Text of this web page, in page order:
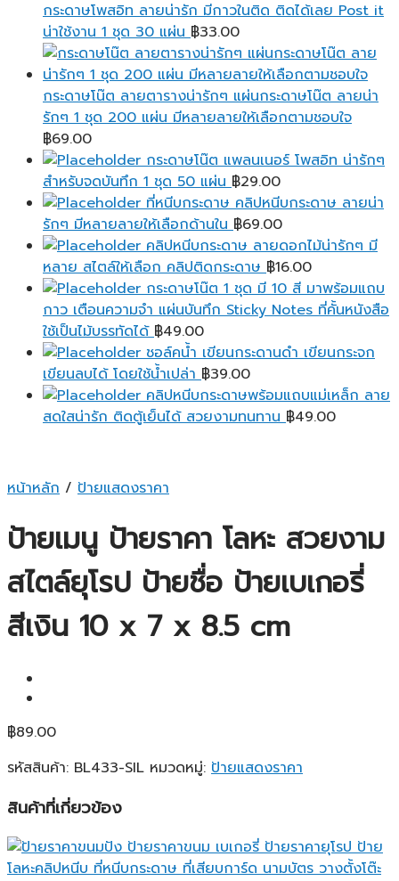
กระดาษโพสอิท ลายน่ารัก มีกาวในติด ติดได้เลย Post it
น่าใช้งาน 1 ชุด 30 แผ่น ฿33.00
กระดาษโน๊ต ลายตารางน่ารักๆ แผ่นกระดาษโน๊ต ลายน่า
รักๆ 1 ชุด 200 แผ่น มีหลายลายให้เลือกตามชอบใจ
฿69.00
กระดาษโน๊ต แพลนเนอร์ โพสอิท น่ารักๆ
สำหรับจดบันทึก 1 ชุด 50 แผ่น ฿29.00
ที่หนีบกระดาษ คลิปหนีบกระดาษ ลายน่า
รักๆ มีหลายลายให้เลือกด้านใน ฿69.00
คลิปหนีบกระดาษ ลายดอกไม้น่ารักๆ มี
หลาย สไตล์ให้เลือก คลิปติดกระดาษ ฿16.00
กระดาษโน๊ต 1 ชุด มี 10 สี มาพร้อมแถบ
กาว เตือนความจํา แผ่นบันทึก Sticky Notes ที่คั้นหนังสือ
ใช้เป็นไม้บรรทัดได้ ฿49.00
ชอล์คน้ำ เขียนกระดานดำ เขียนกระจก
เขียนลบได้ โดยใช้น้ำเปล่า ฿39.00
คลิปหนีบกระดาษพร้อมแถบแม่เหล็ก ลาย
สดใสน่ารัก ติดตู้เย็นได้ สวยงามทนทาน ฿49.00
หน้าหลัก / ป้ายแสดงราคา
ป้ายเมนู ป้ายราคา โลหะ สวยงาม
สไตล์ยุโรป ป้ายชื่อ ป้ายเบเกอรี่
สีเงิน 10 x 7 x 8.5 cm
฿89.00
รหัสสินค้า: BL433-SIL หมวดหมู่: ป้ายแสดงราคา
สินค้าที่เกี่ยวข้อง